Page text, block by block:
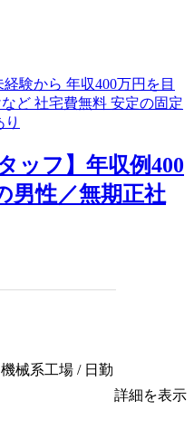
ッフ】年収例400
男性／無期正社
械系工場 / 日勤
詳細を表示